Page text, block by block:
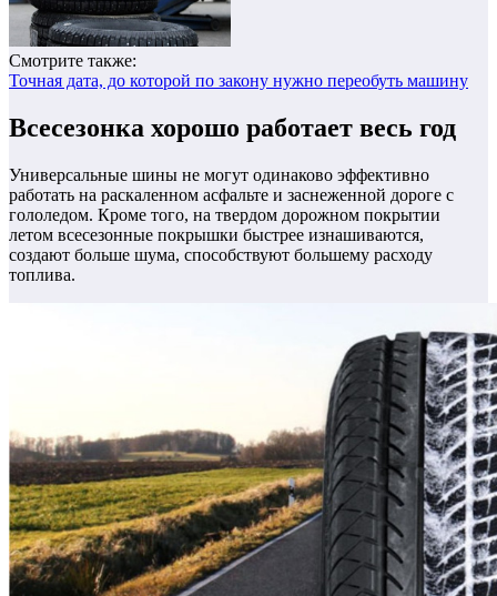
Смотрите также:
Точная дата, до которой по закону нужно переобуть машину
Всесезонка хорошо работает весь год
Универсальные шины не могут одинаково эффективно
работать на раскаленном асфальте и заснеженной дороге с
гололедом. Кроме того, на твердом дорожном покрытии
летом всесезонные покрышки быстрее изнашиваются,
создают больше шума, способствуют большему расходу
топлива.